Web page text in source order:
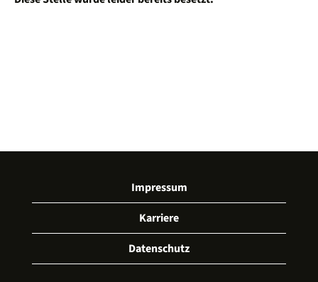
Impressum
Karriere
Datenschutz